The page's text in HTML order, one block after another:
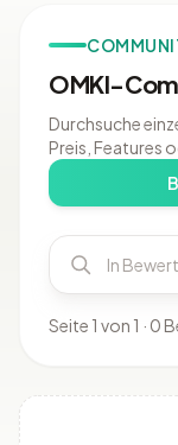
OMKI-
Durchsuche
Preis, Features
Seite 1 von 1 · 0